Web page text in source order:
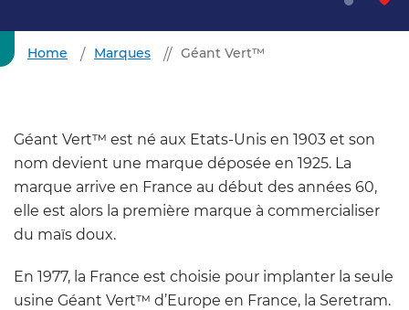
Home Marques Géant Vert™
Géant Vert™ est né aux Etats-Unis en 1903 et son
nom devient une marque déposée en 1925. La
marque arrive en France au début des années 60,
elle est alors la première marque à commercialiser
du maïs doux.
En 1977, la France est choisie pour implanter la seule
usine Géant Vert™ d’Europe en France, la Seretram.